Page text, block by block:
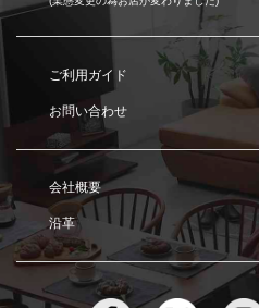
ご利用ガイド
お問い合わせ
会社概要
沿革